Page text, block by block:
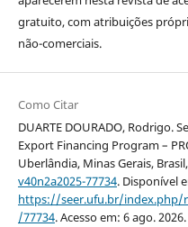
gratuito, com atribuições
não-comerciais.
Como Citar
DUARTE DOURADO, Rodrigo.
Export Financing Program –
Uberlândia, Minas Gerais,
v40n2a2025-77734. Disponível
https://seer.ufu.br/index.php/
/77734. Acesso em: 6 ago. 2026.